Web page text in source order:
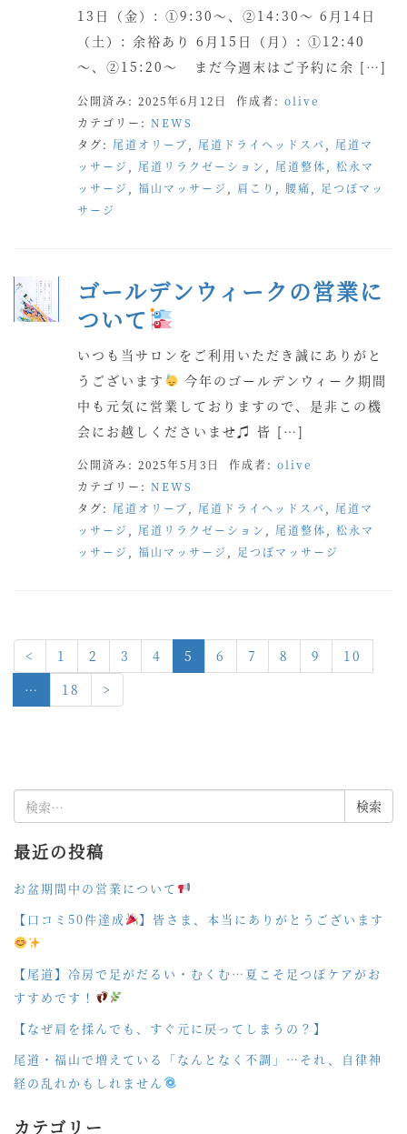
13日（金）: ①9:30～、②14:30～ 6月14日
（土）: 余裕あり 6月15日（月）: ①12:40
～、②15:20～ まだ今週末はご予約に余 […]
公開済み: 2025年6月12日 作成者: olive
カテゴリー: NEWS
タグ: 尾道オリーブ 尾道ドライヘッドスパ
尾道マ
ッサージ
尾道リラクゼーション 尾道整体
松永マ
ッサージ
福山マッサージ 肩こり 腰痛
足つぼマッ
サージ
ゴールデンウィークの営業に
ついて
いつも当サロンをご利用いただき誠にありがと
うございます
今年のゴールデンウィーク期間
中も元気に営業しておりますので、是非この機
会にお越しくださいませ♫ 皆 […]
公開済み: 2025年5月3日 作成者: olive
カテゴリー: NEWS
タグ: 尾道オリーブ 尾道ドライヘッドスパ
尾道マ
ッサージ
尾道リラクゼーション 尾道整体
松永マ
ッサージ
福山マッサージ 足つぼマッサージ
< 1 2 3 4 5 6 7 8 9
10
…
18 >
索:
最近の投稿
お盆期間中の営業について
【口コミ50件達成
】皆さま、本当にありがとうございます
【尾道】冷房で足がだるい・むくむ…夏こそ足つぼケアがお
すすめです！
【なぜ肩を揉んでも、すぐ元に戻ってしまうの？】
尾道・福山で増えている「なんとなく不調」…それ、自律神
経の乱れかもしれません
カテゴリー